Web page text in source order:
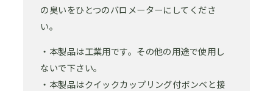
の臭いをひとつのバロメーターにしてくださ
い。
・本製品は工業用です。その他の用途で使用し
ないで下さい。
・本製品はクイックカップリング付ボンベと接